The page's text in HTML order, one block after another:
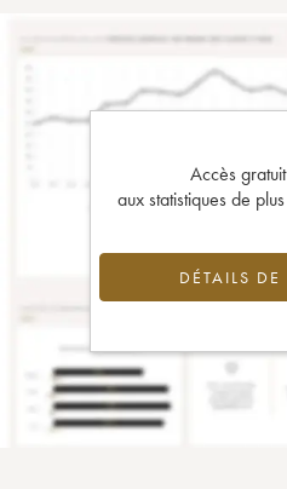
Accès
aux statistiques de
DÉTAILS DE